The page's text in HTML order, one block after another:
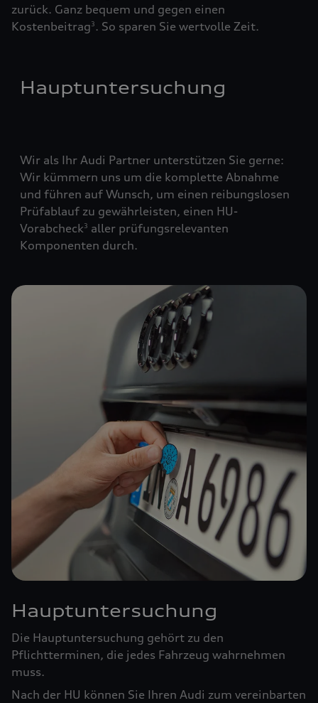
zurück. Ganz bequem und gegen einen
Kostenbeitrag3. So sparen Sie wertvolle Zeit.
Hauptuntersuchung
Wir als Ihr Audi Partner unterstützen Sie gerne:
Wir kümmern uns um die komplette Abnahme
und führen auf Wunsch, um einen reibungslosen
Prüfablauf zu gewährleisten, einen HU-
Vorabcheck3 aller prüfungsrelevanten
Komponenten durch.
Hauptuntersuchung
Die Hauptuntersuchung gehört zu den
Pflichtterminen, die jedes Fahrzeug wahrnehmen
muss.
Nach der HU können Sie Ihren Audi zum vereinbarten